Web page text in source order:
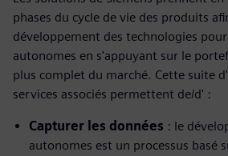
phases du cycle de vie des produits
développement des technologies
autonomes en s'appuyant sur le
plus complet du marché. Cette suite
services associés permettent de/d' :
Capturer les données : le
autonomes est un processus basé